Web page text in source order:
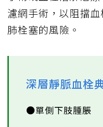
濾網手術，以阻擋
肺栓塞的風險。
深層靜脈血栓
●單側下肢腫脹